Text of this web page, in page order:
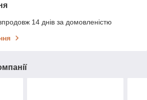
14 днів за домовленістю